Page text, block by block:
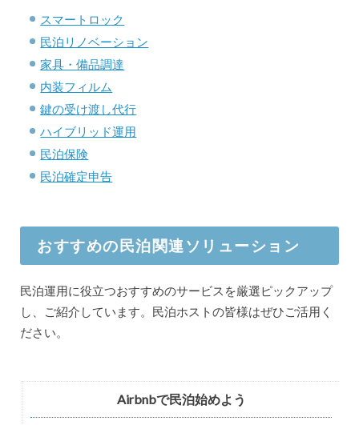
スマートロック
民泊リノベーション
家具・備品調達
内装フィルム
鍵の受け渡し代行
ハイブリッド運用
民泊保険
民泊確定申告
おすすめの民泊関連ソリューション
民泊運用に役立つおすすめのサービスを厳選ピックアップ
し、ご紹介しています。民泊ホストの皆様はぜひご活用く
ださい。
Airbnbで民泊始めよう